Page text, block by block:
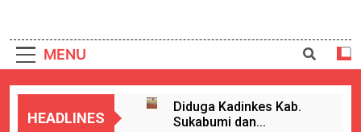
MENU
HEADLINES
Diduga Kadinkes Kab.
Sukabumi dan